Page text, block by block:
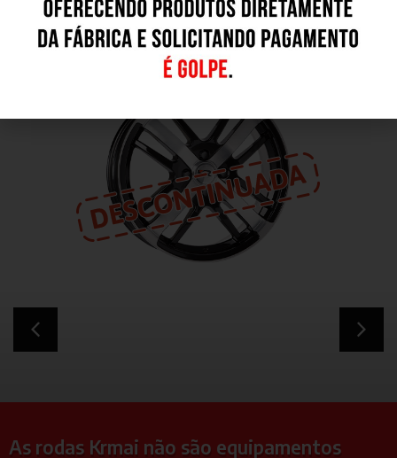
Outros Modelos
As rodas Krmai não são equipamentos